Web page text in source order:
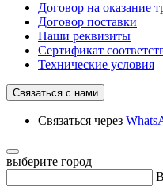
Договор на оказание
Договор поставки
Наши реквизиты
Сертификат
Технические условия
Связаться с нами
Связаться через
выберите город